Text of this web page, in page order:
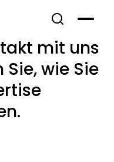
mit uns
wie Sie